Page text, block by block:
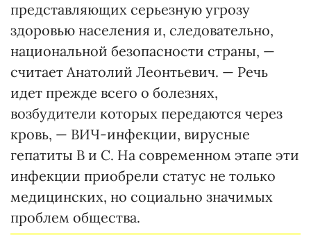
представляющих серьезную угрозу
здоровью населения и, следовательно,
национальной безопасности страны, —
считает Анатолий Леонтьевич. — Речь
идет прежде всего о болезнях,
возбудители которых передаются через
кровь, — ВИЧ-инфекции, вирусные
гепатиты В и С. На современном этапе эти
инфекции приобрели статус не только
медицинских, но социально значимых
проблем общества.